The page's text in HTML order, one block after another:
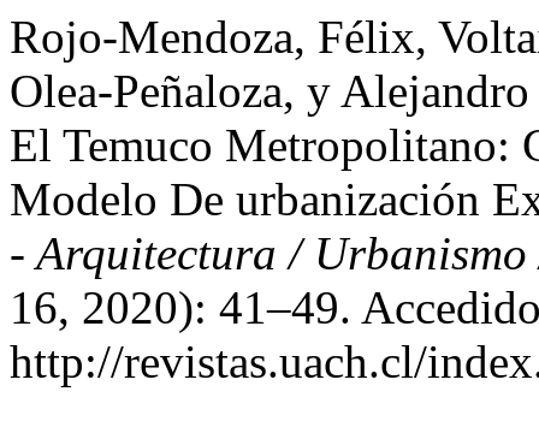
Rojo-Mendoza, Félix,
Olea-Peñaloza, y
El Temuco Metropolitano:
Modelo De urbanización
- Arquitectura /
16, 2020): 41–49.
http://revistas.uach.cl/